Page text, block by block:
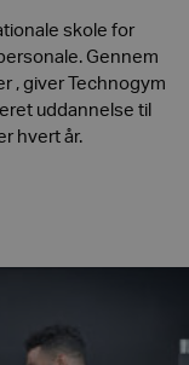
skole for
Gennem
, giver Technogym
uddannelse til
hvert år.